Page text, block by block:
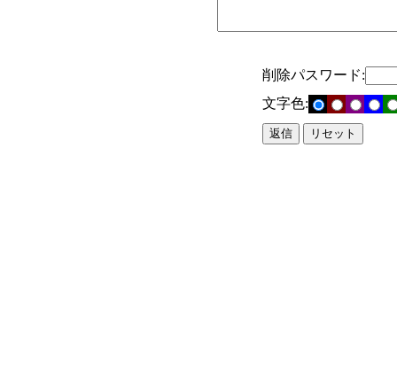
削除パスワード:
文字色: